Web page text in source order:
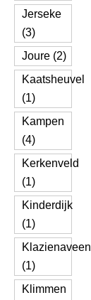
Jerseke
(3)
Joure (2)
Kaatsheuvel
(1)
Kampen
(4)
Kerkenveld
(1)
Kinderdijk
(1)
Klazienaveen
(1)
Klimmen